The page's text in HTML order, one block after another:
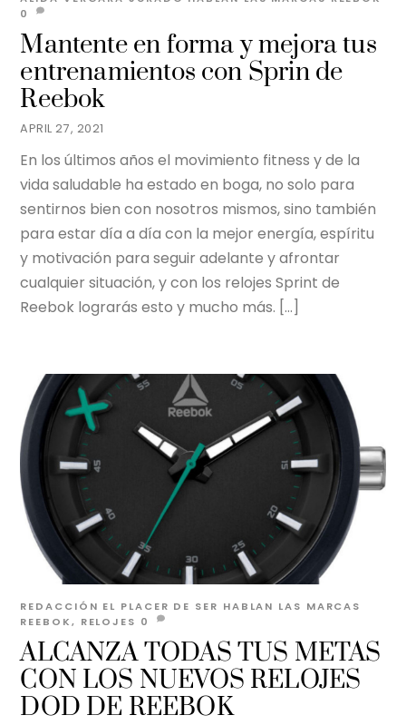
APRIL 27, 2021
Mantente en forma y mejora tus
entrenamientos con Sprin de
Reebok
0
En los últimos años el movimiento fitness y de la
vida saludable ha estado en boga, no solo para
sentirnos bien con nosotros mismos, sino también
para estar día a día con la mejor energía, espíritu
y motivación para seguir adelante y afrontar
cualquier situación, y con los relojes Sprint de
Reebok lograrás esto y mucho más. […]
ALCANZA TODAS TUS METAS
CON LOS NUEVOS RELOJES
DOD DE REEBOK
REDACCIÓN EL PLACER DE SER HABLAN LAS MARCAS
REEBOK, RELOJES 0